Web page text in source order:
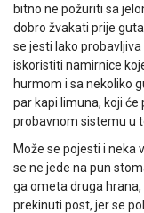
bitno ne požuriti sa
dobro žvakati prije
se jesti lako
iskoristiti namirnice
hurmom i sa nekoliko
par kapi limuna, koji će
probavnom sistemu u
Može se pojesti i neka
se ne jede na pun
ga ometa druga
prekinuti post, jer se